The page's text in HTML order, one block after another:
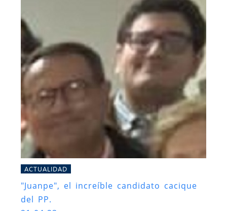
ACTUALIDAD
"Juanpe", el increíble candidato cacique
del PP.